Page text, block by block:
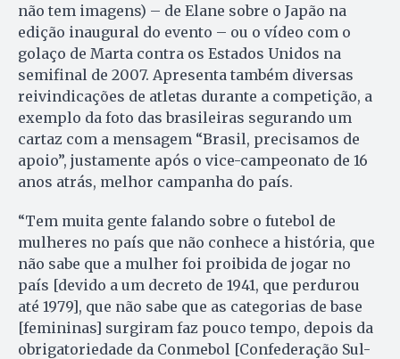
não tem imagens) – de Elane sobre o Japão na
edição inaugural do evento – ou o vídeo com o
golaço de Marta contra os Estados Unidos na
semifinal de 2007. Apresenta também diversas
reivindicações de atletas durante a competição, a
exemplo da foto das brasileiras segurando um
cartaz com a mensagem “Brasil, precisamos de
apoio”, justamente após o vice-campeonato de 16
anos atrás, melhor campanha do país.
“Tem muita gente falando sobre o futebol de
mulheres no país que não conhece a história, que
não sabe que a mulher foi proibida de jogar no
país [devido a um decreto de 1941, que perdurou
até 1979], que não sabe que as categorias de base
[femininas] surgiram faz pouco tempo, depois da
obrigatoriedade da Conmebol [Confederação Sul-